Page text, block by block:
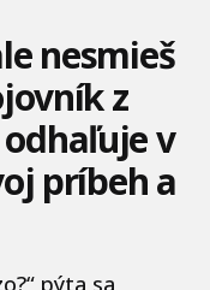
nesmieš
z
v
príbeh a
pýta sa